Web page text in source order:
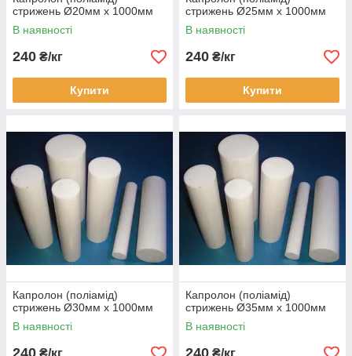
стрижень Ø20мм х 1000мм
В наявності
240 ₴/кг
Купити
стрижень Ø25мм х 1000мм
В наявності
240 ₴/кг
Купити
Капролон (поліамід)
стрижень Ø30мм х 1000мм
В наявності
240 ₴/кг
Капролон (поліамід)
стрижень Ø35мм х 1000мм
В наявності
240 ₴/кг